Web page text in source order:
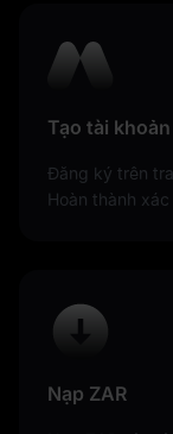
Tạo tài
Đăng ký trên
Hoàn thành
Nạp ZAR